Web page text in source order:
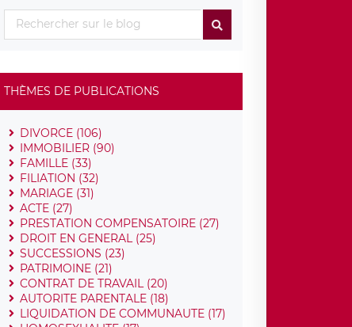
THÈMES DE PUBLICATIONS
DIVORCE (106)
IMMOBILIER (90)
FAMILLE (33)
FILIATION (32)
MARIAGE (31)
ACTE (27)
PRESTATION COMPENSATOIRE (27)
DROIT EN GENERAL (25)
SUCCESSIONS (23)
PATRIMOINE (21)
CONTRAT DE TRAVAIL (20)
AUTORITE PARENTALE (18)
LIQUIDATION DE COMMUNAUTE (17)